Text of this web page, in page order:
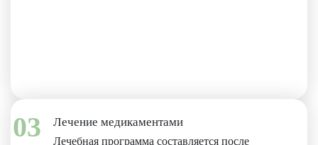
03 Лечение медикаментами
Лечебная программа составляется после